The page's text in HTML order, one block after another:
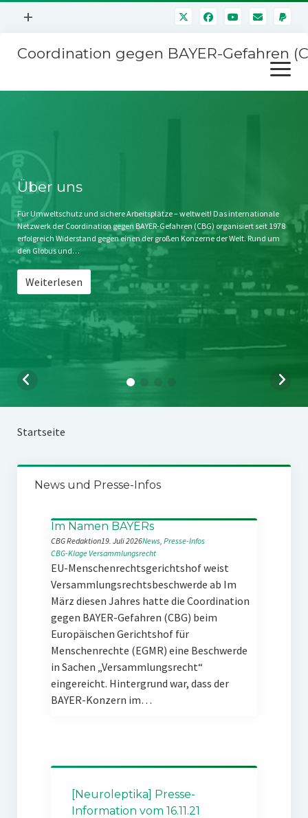
Menü
+
Mitmachen
Kontakt
Impressum
Störfälle
Coordination gegen BAYER-Gefahren
Menü
öffnen
Stichwort BAYER
Jahrestagung
SPENDEN
Über uns
Für Umweltschutz und sichere Arbeitsplätze – weltweit! Das internationale
Netzwerk der Coordination gegen BAYER-Gefahren (CBG) organisiert seit 1978
erfolgreich Widerstand gegen einen der großen Konzerne der Welt. Rund um
den Globus und…
Weiterlesen
Startseite
News und Presse-Infos
Im Namen BAYERs
CBG Redaktion19. Juli 2026News, Presse-Infos
CBG-Klage Versammlungsrecht
EU-Menschenrechtsgerichtshof weist
Versammlungsrechtsbeschwerde ab Im
März diesen Jahres hatte die Coordination
gegen BAYER-Gefahren (CBG) beim
Europäischen Gerichtshof für
Menschenrechte (EGMR) eine Beschwerde
in Sachen „Versammlungsrecht“
eingereicht. Hintergrund war, dass der
BAYER-Konzern im…
[Neuroleptika] Presse-
Information vom 16.11.21